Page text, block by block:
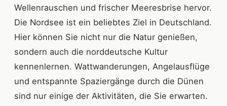
Wellenrauschen und frischer Meeresbrise hervor.
Die Nordsee ist ein beliebtes Ziel in Deutschland.
Hier können Sie nicht nur die Natur genießen,
sondern auch die norddeutsche Kultur
kennenlernen. Wattwanderungen, Angelausflüge
und entspannte Spaziergänge durch die Dünen
sind nur einige der Aktivitäten, die Sie erwarten.